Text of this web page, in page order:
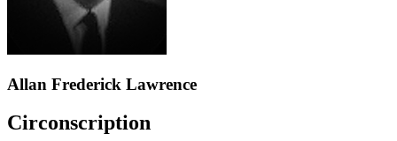
Allan Frederick Lawrence
Circonscription